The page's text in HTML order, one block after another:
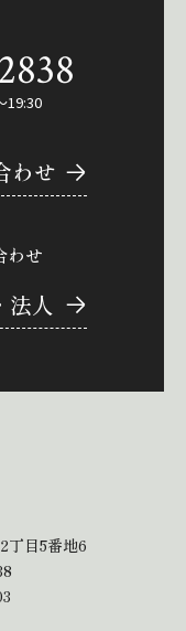
19:30
わせ
わせ
法人
丁目5番地6